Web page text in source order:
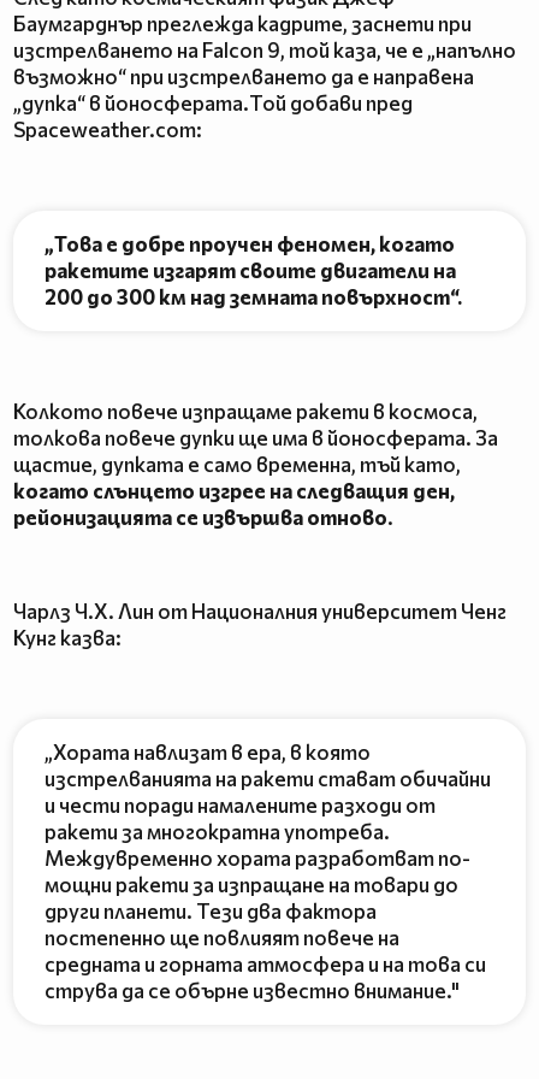
Баумгарднър преглежда кадрите, заснети при
изстрелването на Falcon 9, той каза, че е „напълно
възможно“ при изстрелването да е направена
„дупка“ в йоносферата.Той добави пред
Spaceweather.com:
„Това е добре проучен феномен, когато
ракетите изгарят своите двигатели на
200 до 300 км над земната повърхност“.
Колкото повече изпращаме ракети в космоса,
толкова повече дупки ще има в йоносферата. За
щастие, дупката е само временна, тъй като,
когато слънцето изгрее на следващия ден,
рейонизацията се извършва отново.
Чарлз Ч.Х. Лин от Националния университет Ченг
Кунг казва:
„Хората навлизат в ера, в която
изстрелванията на ракети стават обичайни
и чести поради намалените разходи от
ракети за многократна употреба.
Междувременно хората разработват по-
мощни ракети за изпращане на товари до
други планети. Тези два фактора
постепенно ще повлияят повече на
средната и горната атмосфера и на това си
струва да се обърне известно внимание."